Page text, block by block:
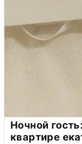
Ночной
квартире